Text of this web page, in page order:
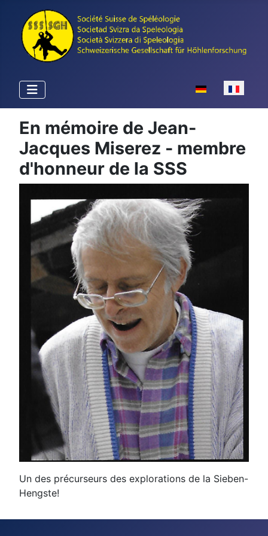
Sélectionnez
En mémoire de Jean-
Jacques Miserez - membre
d'honneur de la SSS
Un des précurseurs des explorations de la Sieben-
Hengste!